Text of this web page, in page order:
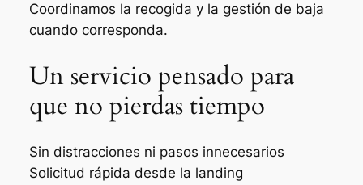
Coordinamos la recogida y la gestión de baja
cuando corresponda.
Un servicio pensado para
que no pierdas tiempo
Sin distracciones ni pasos innecesarios
Solicitud rápida desde la landing